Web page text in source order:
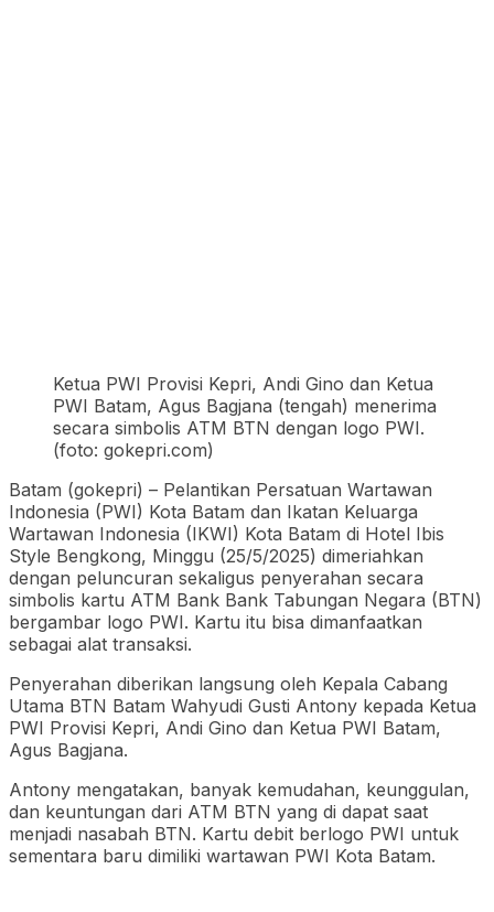
Ketua PWI Provisi Kepri, Andi Gino dan Ketua
PWI Batam, Agus Bagjana (tengah) menerima
secara simbolis ATM BTN dengan logo PWI.
(foto: gokepri.com)
Batam (gokepri) – Pelantikan Persatuan Wartawan
Indonesia (PWI) Kota Batam dan Ikatan Keluarga
Wartawan Indonesia (IKWI) Kota Batam di Hotel Ibis
Style Bengkong, Minggu (25/5/2025) dimeriahkan
dengan peluncuran sekaligus penyerahan secara
simbolis kartu ATM Bank Bank Tabungan Negara (BTN)
bergambar logo PWI. Kartu itu bisa dimanfaatkan
sebagai alat transaksi.
Penyerahan diberikan langsung oleh Kepala Cabang
Utama BTN Batam Wahyudi Gusti Antony kepada Ketua
PWI Provisi Kepri, Andi Gino dan Ketua PWI Batam,
Agus Bagjana.
Antony mengatakan, banyak kemudahan, keunggulan,
dan keuntungan dari ATM BTN yang di dapat saat
menjadi nasabah BTN. Kartu debit berlogo PWI untuk
sementara baru dimiliki wartawan PWI Kota Batam.